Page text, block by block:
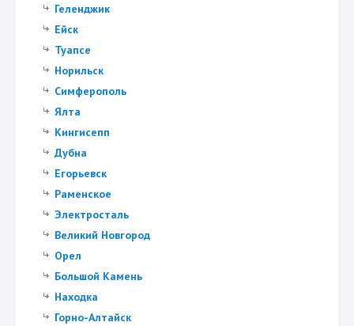
Геленджик
Ейск
Туапсе
Норильск
Симферополь
Ялта
Кингисепп
Дубна
Егорьевск
Раменское
Электросталь
Великий Новгород
Орел
Большой Камень
Находка
Горно-Алтайск